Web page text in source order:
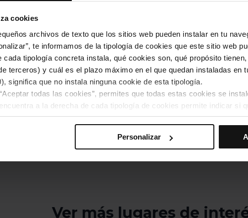
cookies
archivos de texto que los sitios web pueden instalar en tu
te informamos de la tipología de cookies que este sitio web
cada tipología concreta instala, qué cookies son, qué propósito
terceros) y cuál es el plazo máximo en el que quedan instaladas en
significa que no instala ninguna cookie de esta tipología.
todas las cookies”, permites que todas estas cookies se
a la derecha de cada tipología de cookies permite indicar si
que hayas seleccionado previamente. Te sugerimos que
que encontrarás en el menú de la parte inferior de la web.
Personalizar
rincones del parque, o diversas esculturas, entre las que destaca
parte de la montaña con buenas vistas y bancos para sentarse.
sobre el litoral barcelonés, pero también puedes acercarte hasta la
disfrutarás de una magnífica panorámica de la ciudad.
Ver más lugares de